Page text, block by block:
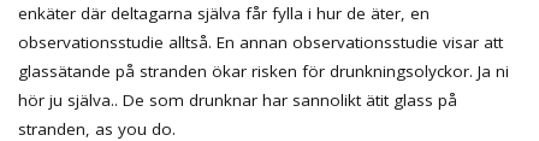
enkäter där deltagarna själva får fylla i hur de äter, en
observationsstudie alltså. En annan observationsstudie visar att
glassätande på stranden ökar risken för drunkningsolyckor. Ja ni
hör ju själva.. De som drunknar har sannolikt ätit glass på
stranden, as you do.